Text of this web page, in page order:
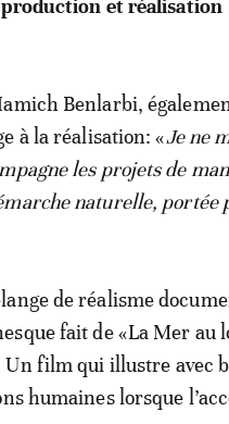
et réalisation
Benlarbi,
à la réalisation: «Je ne
les projets de
naturelle, portée
de réalisme
fait de «La Mer
film qui illustre avec
humaines lorsque